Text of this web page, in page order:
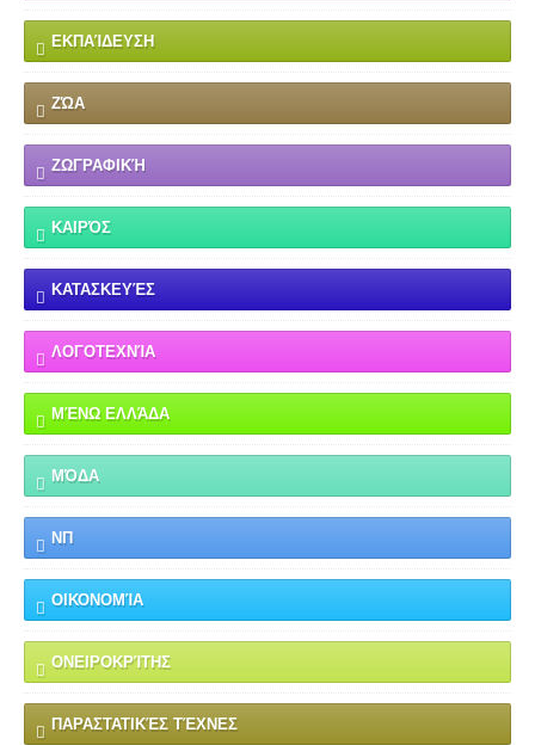
ΕΚΠΑΊΔΕΥΣΗ
ΖΏΑ
ΖΩΓΡΑΦΙΚΉ
ΚΑΙΡΌΣ
ΚΑΤΑΣΚΕΥΈΣ
ΛΟΓΟΤΕΧΝΊΑ
ΜΈΝΩ ΕΛΛΆΔΑ
ΜΌΔΑ
ΝΠ
ΟΙΚΟΝΟΜΊΑ
ΟΝΕΙΡΟΚΡΊΤΗΣ
ΠΑΡΑΣΤΑΤΙΚΈΣ ΤΈΧΝΕΣ